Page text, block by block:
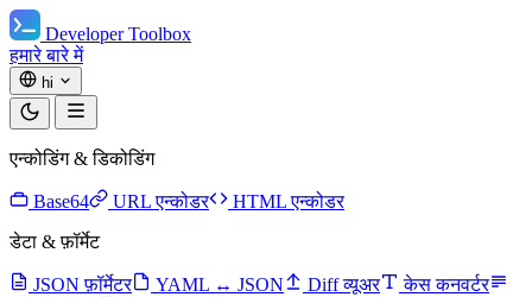
Developer Toolbox
हमारे बारे में
hi
एन्कोडिंग & डिकोडिंग
Base64 URL एन्कोडर
HTML एन्कोडर
डेटा & फ़ॉर्मेट
JSON फ़ॉर्मेटर YAML ↔ JSON Diff व्यूअर
केस कनवर्टर